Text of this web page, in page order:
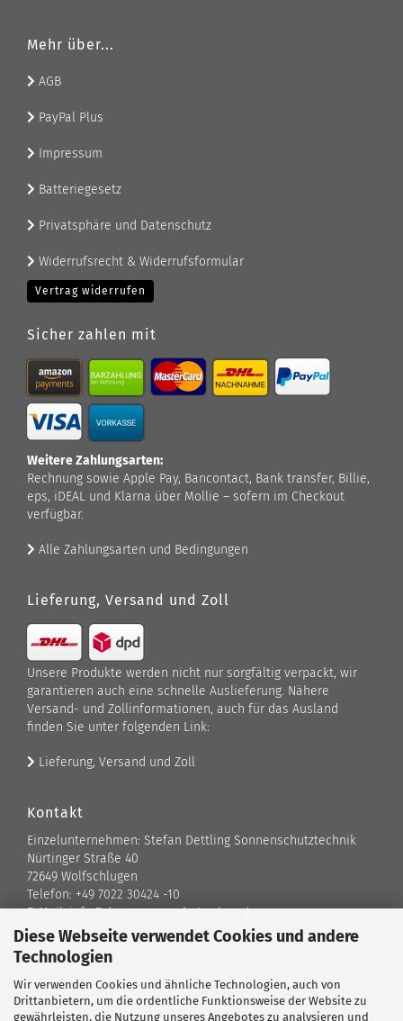
Diese Webseite verwendet Cookies und andere
Technologien
Wir verwenden Cookies und ähnliche Technologien, auch von
Drittanbietern, um die ordentliche Funktionsweise der Website zu
gewährleisten, die Nutzung unseres Angebotes zu analysieren und
Mehr über...
AGB
PayPal Plus
Impressum
Batteriegesetz
Privatsphäre und Datenschutz
Widerrufsrecht & Widerrufsformular
Vertrag widerrufen
Sicher zahlen mit
Weitere Zahlungsarten:
Rechnung sowie Apple Pay, Bancontact, Bank transfer, Billie,
eps, iDEAL und Klarna über Mollie – sofern im Checkout
verfügbar.
Alle Zahlungsarten und Bedingungen
Lieferung, Versand und Zoll
Unsere Produkte werden nicht nur sorgfältig verpackt, wir
garantieren auch eine schnelle Auslieferung. Nähere
Versand- und Zollinformationen, auch für das Ausland
finden Sie unter folgenden Link:
Lieferung, Versand und Zoll
Kontakt
Einzelunternehmen: Stefan Dettling Sonnenschutztechnik
Nürtinger Straße 40
72649 Wolfschlugen
Telefon: +49 7022 30424 -10
E-Mail: info@der-sonnenschutz-shop.de
Kontaktformular
Standort